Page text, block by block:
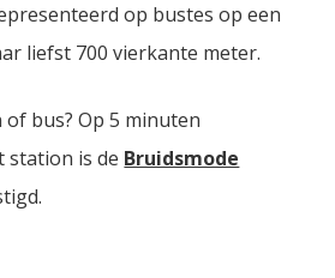
op bustes op een
liefst 700 vierkante meter.
bus? Op 5 minuten
station is de Bruidsmode